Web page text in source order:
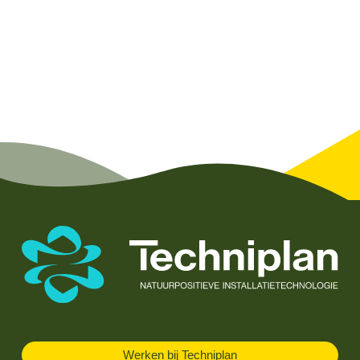
Werken bij Techniplan